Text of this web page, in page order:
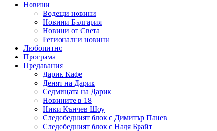
Новини
Водещи новини
Новини България
Новини от Света
Регионални новини
Любопитно
Програма
Предавания
Дарик Кафе
Денят на Дарик
Седмицата на Дарик
Новините в 18
Ники Кънчев Шоу
Следобедният блок с Димитър Панев
Следобедният блок с Надя Брайт